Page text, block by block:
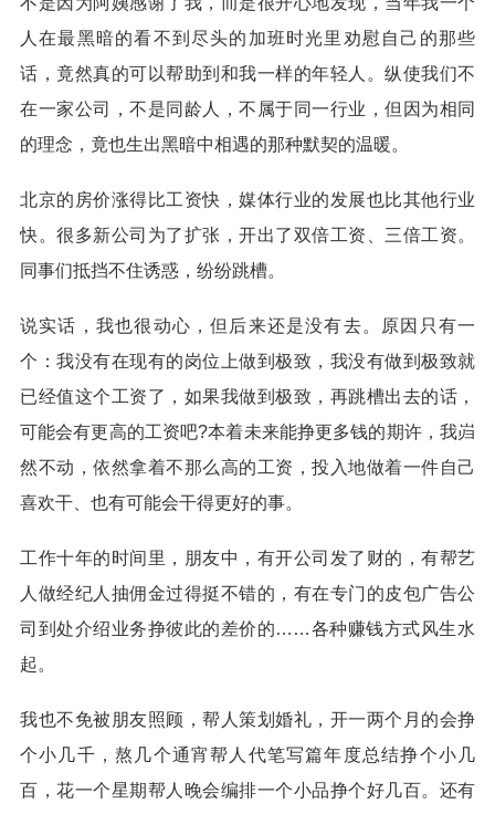
人在最黑暗的看不到尽头的加班时光里劝慰自己的那些
话，竟然真的可以帮助到和我一样的年轻人。纵使我们不
在一家公司，不是同龄人，不属于同一行业，但因为相同
的理念，竟也生出黑暗中相遇的那种默契的温暖。
北京的房价涨得比工资快，媒体行业的发展也比其他行业
快。很多新公司为了扩张，开出了双倍工资、三倍工资。
同事们抵挡不住诱惑，纷纷跳槽。
说实话，我也很动心，但后来还是没有去。原因只有一
个：我没有在现有的岗位上做到极致，我没有做到极致就
已经值这个工资了，如果我做到极致，再跳槽出去的话，
可能会有更高的工资吧?本着未来能挣更多钱的期许，我岿
然不动，依然拿着不那么高的工资，投入地做着一件自己
喜欢干、也有可能会干得更好的事。
工作十年的时间里，朋友中，有开公司发了财的，有帮艺
人做经纪人抽佣金过得挺不错的，有在专门的皮包广告公
司到处介绍业务挣彼此的差价的……各种赚钱方式风生水
起。
我也不免被朋友照顾，帮人策划婚礼，开一两个月的会挣
个小几千，熬几个通宵帮人代笔写篇年度总结挣个小几
百，花一个星期帮人晚会编排一个小品挣个好几百。还有